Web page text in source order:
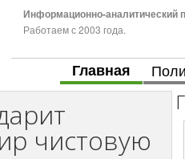
Информационно-аналитический
Работаем с 2003 года.
Главная
чистовую